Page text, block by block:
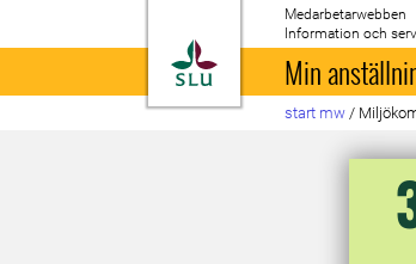
Till startsida
Medarbetarwebben
Information och
Min
start mw /